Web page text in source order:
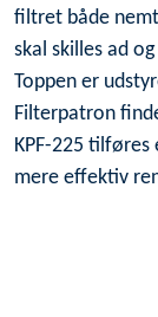
filtret både
skal skilles ad
Toppen er
Filterpatron
KPF-225
mere effektiv